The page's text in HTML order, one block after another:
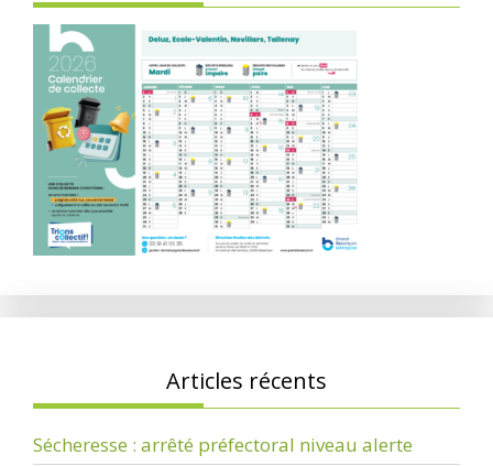
Articles récents
Sécheresse : arrêté préfectoral niveau alerte